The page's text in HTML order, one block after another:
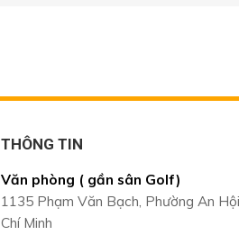
THÔNG TIN
Văn phòng ( gần sân Golf)
1135 Phạm Văn Bạch, Phường An
Chí Minh